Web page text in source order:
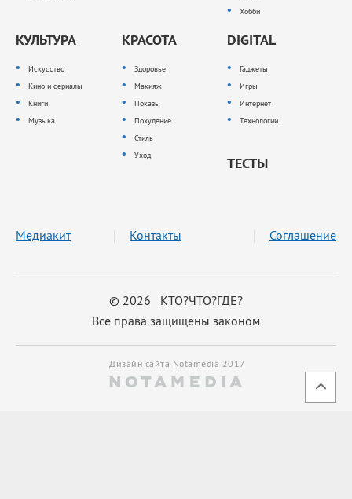
Хобби
КУЛЬТУРА
Искусство
Кино и сериалы
Книги
Музыка
КРАСОТА
Здоровье
Макияж
Показы
Похудение
Стиль
Уход
DIGITAL
Гаджеты
Игры
Интернет
Технологии
ТЕСТЫ
© 2026 КТО?ЧТО?ГДЕ?
Все права защищены законом
Медиакит Контакты Соглашение
Дизайн сайта Notamedia 2017